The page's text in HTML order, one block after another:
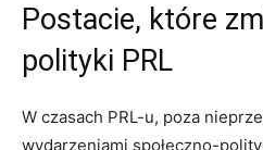
Postacie, które
polityki PRL
W czasach PRL-u, poza
wydarzeniami społeczno-